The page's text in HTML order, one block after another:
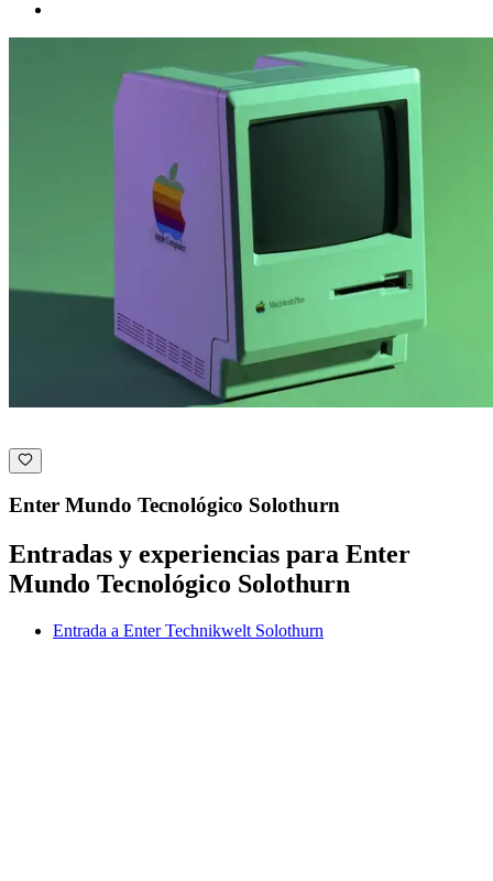
Enter Mundo Tecnológico Solothurn
Entradas y experiencias para Enter
Mundo Tecnológico Solothurn
Entrada a Enter Technikwelt Solothurn